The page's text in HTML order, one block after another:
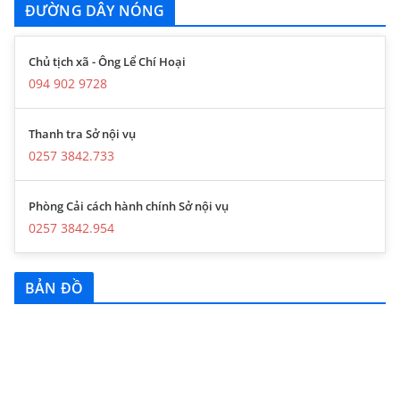
ĐƯỜNG DÂY NÓNG
Chủ tịch xã - Ông Lể Chí Hoại
094 902 9728
Thanh tra Sở nội vụ
0257 3842.733
Phòng Cải cách hành chính Sở nội vụ
0257 3842.954
BẢN ĐỒ